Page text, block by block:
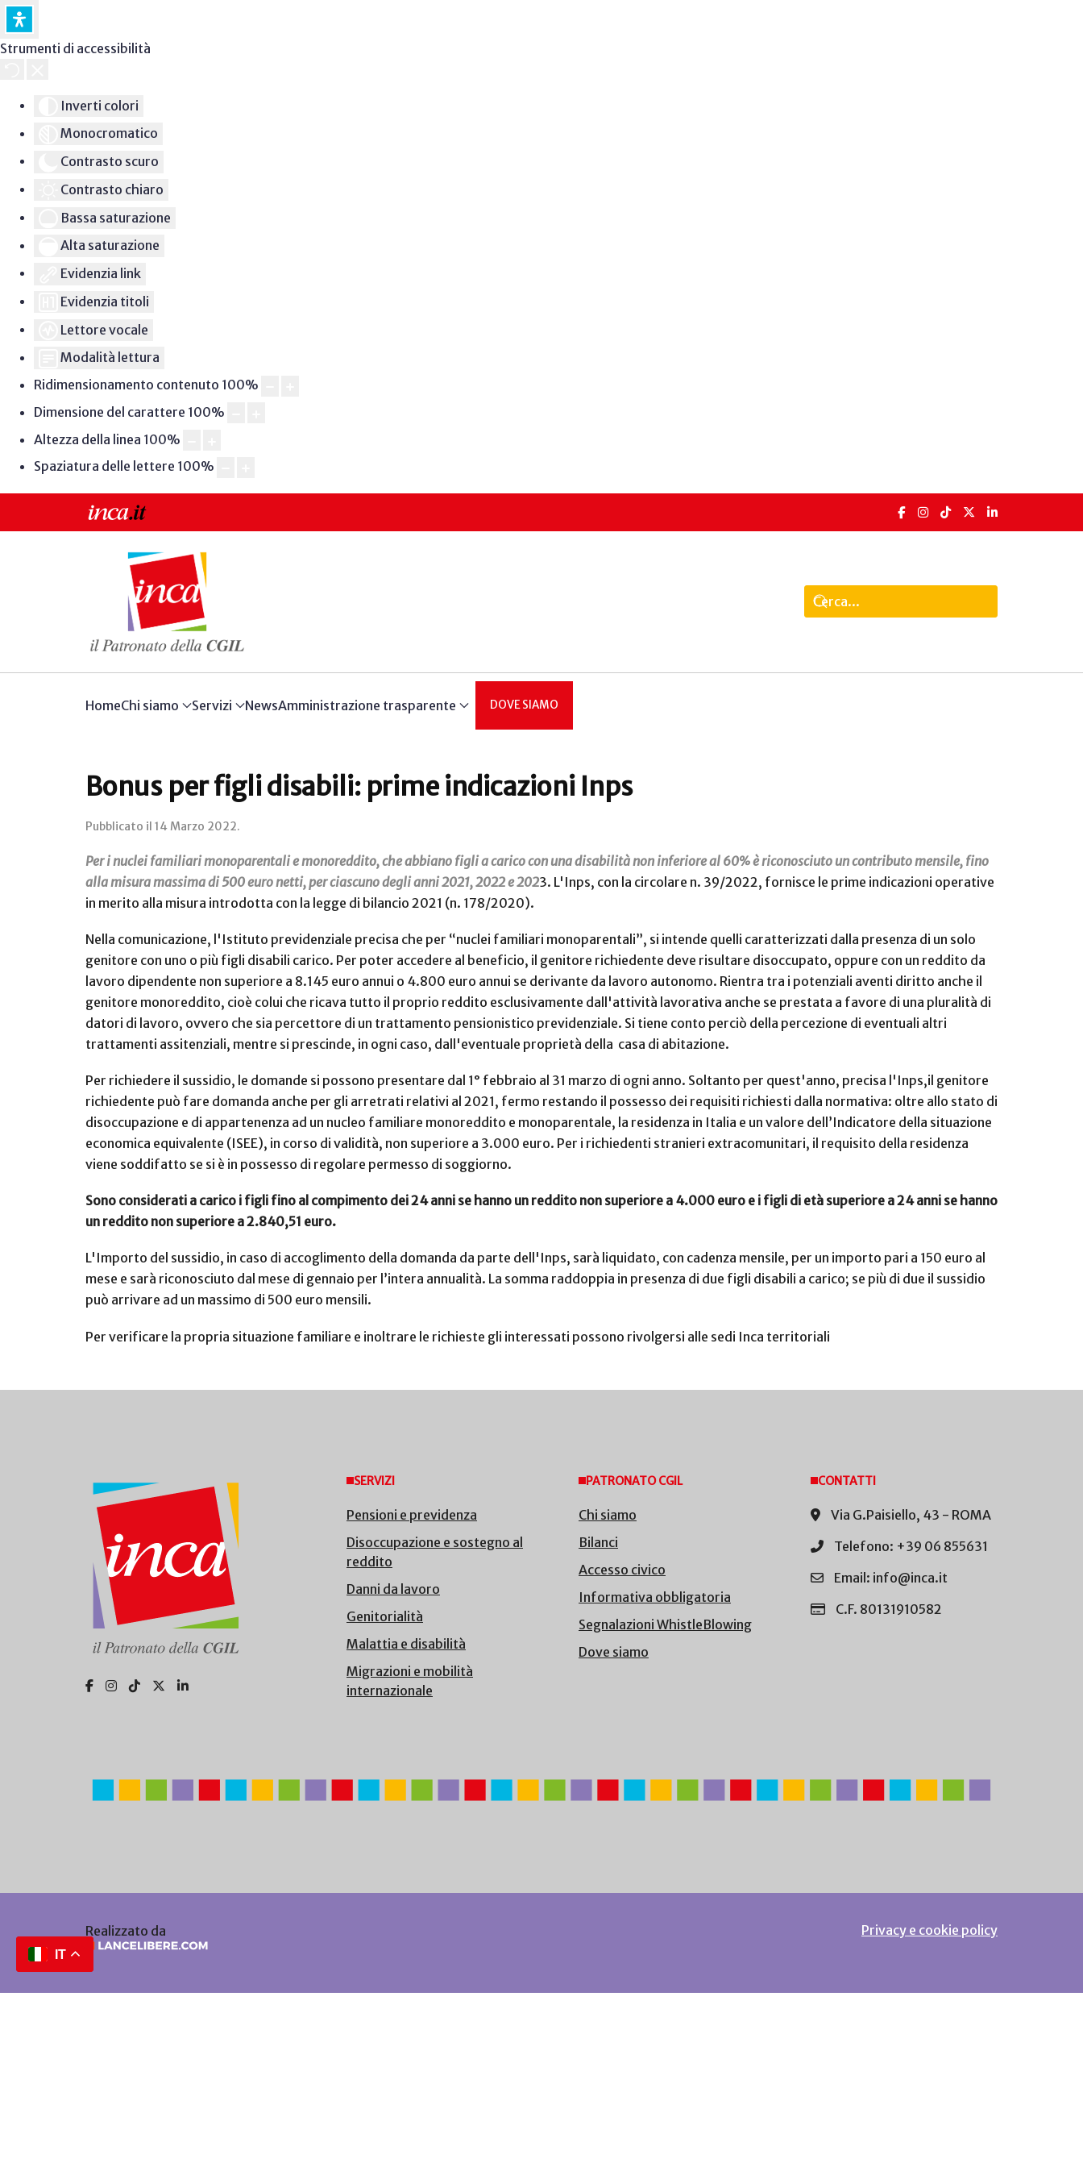
Strumenti di accessibilità
Inverti colori
Monocromatico
Contrasto scuro
Contrasto chiaro
Bassa saturazione
Alta saturazione
Evidenzia link
Evidenzia titoli
Lettore vocale
Modalità lettura
Ridimensionamento contenuto 100%
Dimensione del carattere 100%
Altezza della linea 100%
Spaziatura delle lettere 100%
HomeChi siamo Servizi NewsAmministrazione trasparente DOVE SIAMO
Bonus per figli disabili: prime indicazioni Inps
Pubblicato il 14 Marzo 2022.
Per i nuclei familiari monoparentali e monoreddito, che abbiano figli a carico con una disabilità non inferiore al 60% è riconosciuto un contributo mensile, fino
alla misura massima di 500 euro netti, per ciascuno degli anni 2021, 2022 e 2023. L'Inps, con la circolare n. 39/2022, fornisce le prime indicazioni operative
in merito alla misura introdotta con la legge di bilancio 2021 (n. 178/2020).
Nella comunicazione, l'Istituto previdenziale precisa che per “nuclei familiari monoparentali”, si intende quelli caratterizzati dalla presenza di un solo
genitore con uno o più figli disabili carico. Per poter accedere al beneficio, il genitore richiedente deve risultare disoccupato, oppure con un reddito da
lavoro dipendente non superiore a 8.145 euro annui o 4.800 euro annui se derivante da lavoro autonomo. Rientra tra i potenziali aventi diritto anche il
genitore monoreddito, cioè colui che ricava tutto il proprio reddito esclusivamente dall'attività lavorativa anche se prestata a favore di una pluralità di
datori di lavoro, ovvero che sia percettore di un trattamento pensionistico previdenziale. Si tiene conto perciò della percezione di eventuali altri
trattamenti assitenziali, mentre si prescinde, in ogni caso, dall'eventuale proprietà della casa di abitazione.
Per richiedere il sussidio, le domande si possono presentare dal 1° febbraio al 31 marzo di ogni anno. Soltanto per quest'anno, precisa l'Inps,il genitore
richiedente può fare domanda anche per gli arretrati relativi al 2021, fermo restando il possesso dei requisiti richiesti dalla normativa: oltre allo stato di
disoccupazione e di appartenenza ad un nucleo familiare monoreddito e monoparentale, la residenza in Italia e un valore dell’Indicatore della situazione
economica equivalente (ISEE), in corso di validità, non superiore a 3.000 euro. Per i richiedenti stranieri extracomunitari, il requisito della residenza
viene soddifatto se si è in possesso di regolare permesso di soggiorno.
Sono considerati a carico i figli fino al compimento dei 24 anni se hanno un reddito non superiore a 4.000 euro e i figli di età superiore a 24 anni se hanno
un reddito non superiore a 2.840,51 euro.
L'Importo del sussidio, in caso di accoglimento della domanda da parte dell'Inps, sarà liquidato, con cadenza mensile, per un importo pari a 150 euro al
mese e sarà riconosciuto dal mese di gennaio per l’intera annualità. La somma raddoppia in presenza di due figli disabili a carico; se più di due il sussidio
può arrivare ad un massimo di 500 euro mensili.
Per verificare la propria situazione familiare e inoltrare le richieste gli interessati possono rivolgersi alle sedi Inca territoriali
SERVIZI
Pensioni e previdenza
Disoccupazione e sostegno al
reddito
Danni da lavoro
Genitorialità
Malattia e disabilità
Migrazioni e mobilità
internazionale
PATRONATO CGIL
Chi siamo
Bilanci
Accesso civico
Informativa obbligatoria
Segnalazioni WhistleBlowing
Dove siamo
CONTATTI
Via G.Paisiello, 43 - ROMA
Telefono: +39 06 855631
Email: info@inca.it
C.F. 80131910582
Realizzato da Privacy e cookie policy
IT